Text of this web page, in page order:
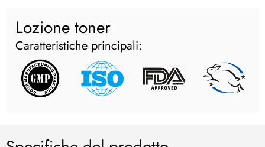
Lozione toner
Caratteristiche principali: